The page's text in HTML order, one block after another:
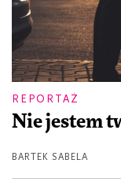
REPORTAŻ
Nie jestem
BARTEK SABELA